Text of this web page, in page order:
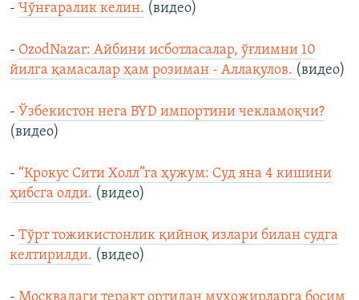
- Чўнғаралик келин. (видео)
- OzodNazar: Айбини исботласалар, ўғлимни 10
йилга қамасалар ҳам розиман - Аллақулов. (видео)
- Ўзбекистон нега BYD импортини чекламоқчи?
(видео)
- “Крокус Сити Холл”га ҳужум: Суд яна 4 кишини
ҳибсга олди. (видео)
- Тўрт тожикистонлик қийноқ излари билан судга
келтирилди. (видео)